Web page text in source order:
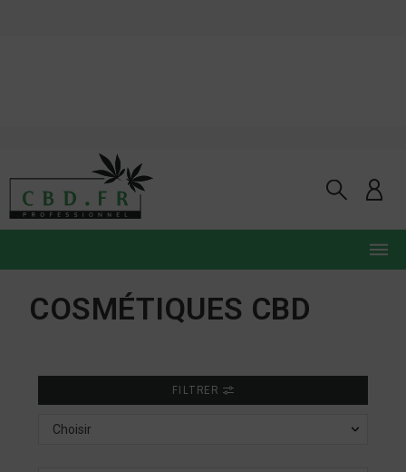
COSMÉTIQUES CBD
FILTRER
Choisir